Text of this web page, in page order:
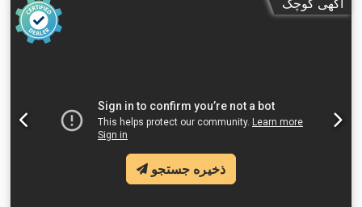
ذخیره جستجو